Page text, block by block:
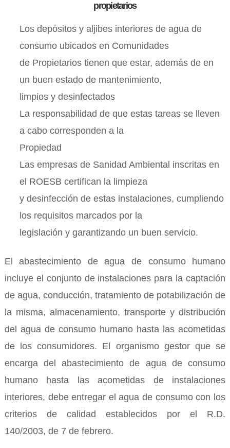
propietarios
Los depósitos y aljibes interiores de agua de
consumo ubicados en Comunidades
de Propietarios tienen que estar, además de en
un buen estado de mantenimiento,
limpios y desinfectados
La responsabilidad de que estas tareas se lleven
a cabo corresponden a la
Propiedad
Las empresas de Sanidad Ambiental inscritas en
el ROESB certifican la limpieza
y desinfección de estas instalaciones, cumpliendo
los requisitos marcados por la
legislación y garantizando un buen servicio.
El abastecimiento de agua de consumo humano
incluye el conjunto de instalaciones para la captación
de agua, conducción, tratamiento de potabilización de
la misma, almacenamiento, transporte y distribución
del agua de consumo humano hasta las acometidas
de los consumidores. El organismo gestor que se
encarga del abastecimiento de agua de consumo
humano hasta las acometidas de instalaciones
interiores, debe entregar el agua de consumo con los
criterios de calidad establecidos por el R.D.
140/2003, de 7 de febrero.